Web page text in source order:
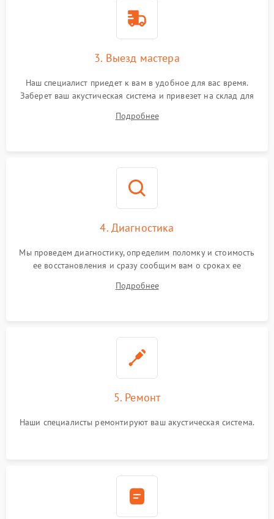
3. Выезд мастера
Наш специалист приедет к вам в удобное для вас время.
Заберет ваш акустическая система и привезет на склад для
Подробнее
4. Диагностика
Мы проведем диагностику, определим поломку и стоимость
ее восстановления и сразу сообщим вам о сроках ее
Подробнее
5. Ремонт
Наши специалисты ремонтируют ваш акустическая система.